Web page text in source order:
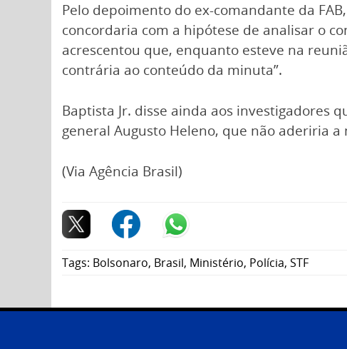
Pelo depoimento do ex-comandante da
concordaria com a hipótese de analisar o
acrescentou que, enquanto esteve na
contrária ao conteúdo da minuta”.
Baptista Jr. disse ainda aos investigadores
general Augusto Heleno, que não aderiria
(Via Agência Brasil)
Tags: Bolsonaro, Brasil, Ministério, Polícia, STF